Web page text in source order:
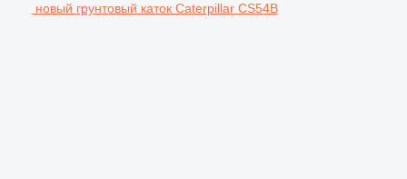
новый грунтовый каток Caterpillar CS54B